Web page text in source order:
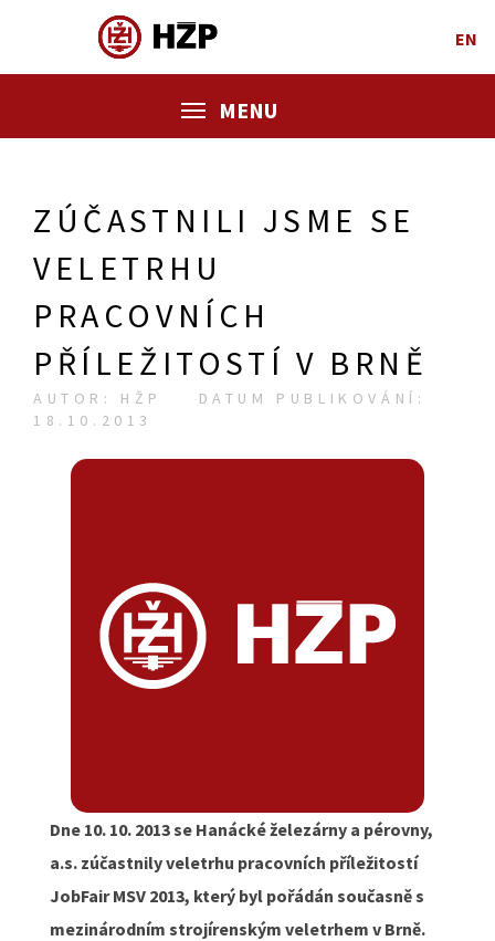
EN
MENU
ZÚČASTNILI JSME SE
VELETRHU
PRACOVNÍCH
PŘÍLEŽITOSTÍ V BRNĚ
AUTOR: HŽP
DATUM PUBLIKOVÁNÍ:
18.10.2013
Dne 10. 10. 2013 se Hanácké železárny a pérovny,
a.s. zúčastnily veletrhu pracovních příležitostí
JobFair MSV 2013, který byl pořádán současně s
mezinárodním strojírenským veletrhem v Brně.